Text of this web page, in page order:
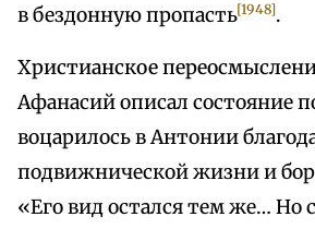
в бездонную пропасть[1948].
Христианское
Афанасий описал состояние
воцарилось в Антонии
подвижнической жизни и
«Его вид остался тем же… Но